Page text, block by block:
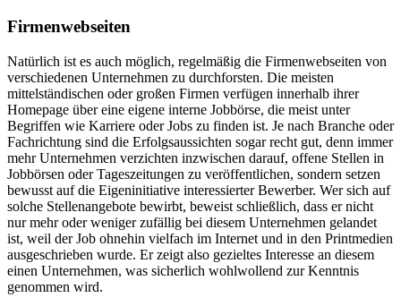
Firmenwebseiten
Natürlich ist es auch möglich, regelmäßig die Firmenwebseiten von
verschiedenen Unternehmen zu durchforsten. Die meisten
mittelständischen oder großen Firmen verfügen innerhalb ihrer
Homepage über eine eigene interne Jobbörse, die meist unter
Begriffen wie Karriere oder Jobs zu finden ist. Je nach Branche oder
Fachrichtung sind die Erfolgsaussichten sogar recht gut, denn immer
mehr Unternehmen verzichten inzwischen darauf, offene Stellen in
Jobbörsen oder Tageszeitungen zu veröffentlichen, sondern setzen
bewusst auf die Eigeninitiative interessierter Bewerber. Wer sich auf
solche Stellenangebote bewirbt, beweist schließlich, dass er nicht
nur mehr oder weniger zufällig bei diesem Unternehmen gelandet
ist, weil der Job ohnehin vielfach im Internet und in den Printmedien
ausgeschrieben wurde. Er zeigt also gezieltes Interesse an diesem
einen Unternehmen, was sicherlich wohlwollend zur Kenntnis
genommen wird.